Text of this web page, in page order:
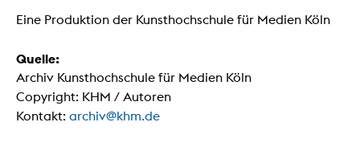
Eine Produktion der Kunsthochschule für Medien Köln
Quelle:
Archiv Kunsthochschule für Medien Köln
Copyright: KHM / Autoren
Kontakt: archiv@khm.de